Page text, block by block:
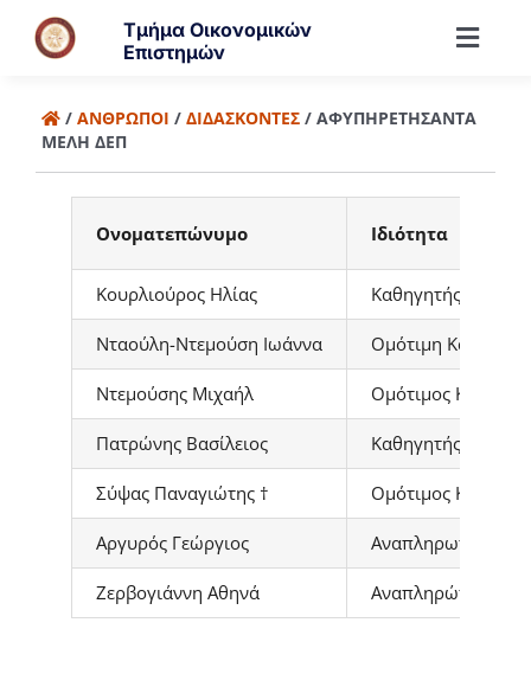
Μετάβαση
περιεχόμενο
Τμήμα Οικονομικών
Επιστημών
Τμήμα
Άνθρωποι
Προπτυχιακά
Μεταπτυχιακά
Έρευνα
/ ΆΝΘΡΩΠΟΙ / ΔΙΔΆΣΚΟΝΤΕΣ/ ΑΦΥΠΗΡΕΤΉΣΑΝΤΑ
ΜΈΛΗ ΔΕΠ
Ονοματεπώνυμο Ιδιότητα
Κουρλιούρος Ηλίας Καθηγητής
Νταούλη-Ντεμούση Ιωάννα Ομότιμη
Ντεμούσης Μιχαήλ Ομότιμος
Πατρώνης Βασίλειος Καθηγητής
Σύψας Παναγιώτης † Ομότιμος
Αργυρός Γεώργιος Αναπληρωτής
Ζερβογιάννη Αθηνά Αναπληρώτρια